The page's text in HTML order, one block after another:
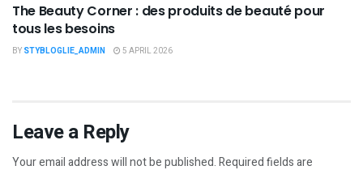
The Beauty Corner : des produits de beauté pour
tous les besoins
BY STYBLOGLIE_ADMIN 5 APRIL 2026
Leave a Reply
Your email address will not be published.Required fields are